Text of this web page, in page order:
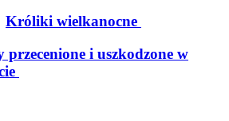
Króliki wielkanocne
i uszkodzone w